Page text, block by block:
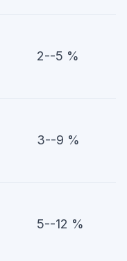
2--5 %
3--9 %
5--12 %